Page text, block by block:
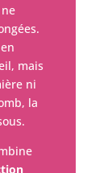
mais
ni
la